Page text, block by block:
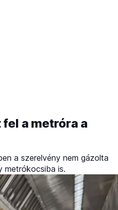
a metróra a
a szerelvény nem gázolta
metrókocsiba is.